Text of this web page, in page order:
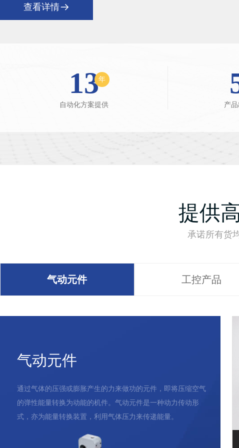
查看详情
13年
自动化方案提供 产
提供
承诺所有货
气动元件 工控产品
气动元件
通过气体的压强或膨胀产生的力来做功的元件，即将压缩空气
的弹性能量转换为动能的机件。气动元件是一种动力传动形
式，亦为能量转换装置，利用气体压力来传递能量。